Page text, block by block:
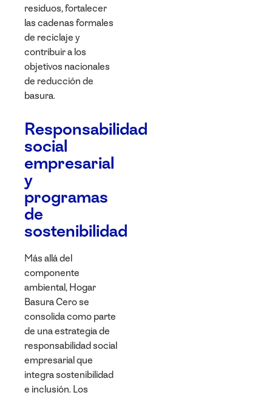
residuos, fortalecer
las cadenas formales
de reciclaje y
contribuir a los
objetivos nacionales
de reducción de
basura.
Responsabilidad
social
empresarial
y
programas
de
sostenibilidad
Más allá del
componente
ambiental, Hogar
Basura Cero se
consolida como parte
de una estrategia de
responsabilidad social
empresarial que
integra sostenibilidad
e inclusión. Los